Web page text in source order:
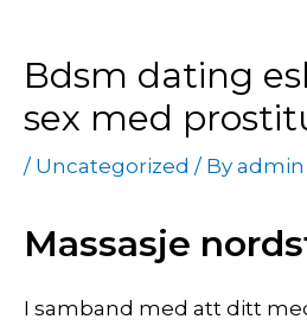
Bdsm dating
sex med
/ Uncategorized / By admin
Massasje
I samband med att ditt